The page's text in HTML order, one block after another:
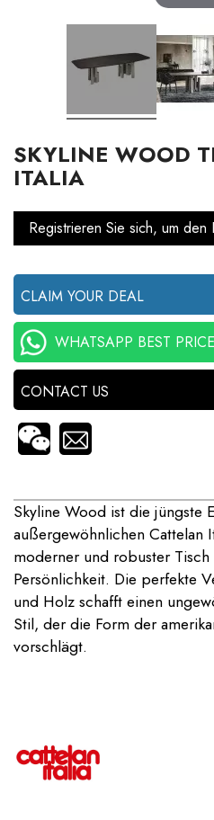
SKYLINE WOOD
ITALIA
Registrieren Sie sich, um den
CLAIM YOUR DEAL
WHATSAPP BEST PRICE
CONTACT US
Skyline Wood ist die jüngste
außergewöhnlichen Cattelan
moderner und robuster
Persönlichkeit. Die perfekte
und Holz schafft einen
Stil, der die Form der
vorschlägt.